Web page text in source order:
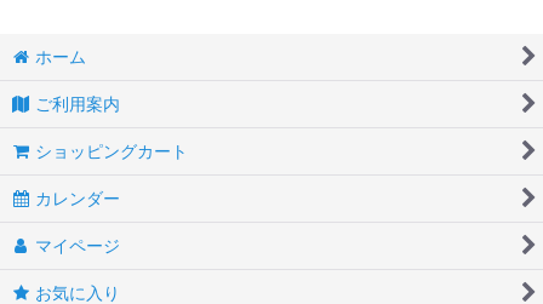
ホーム
ご利用案内
ショッピングカート
カレンダー
マイページ
お気に入り